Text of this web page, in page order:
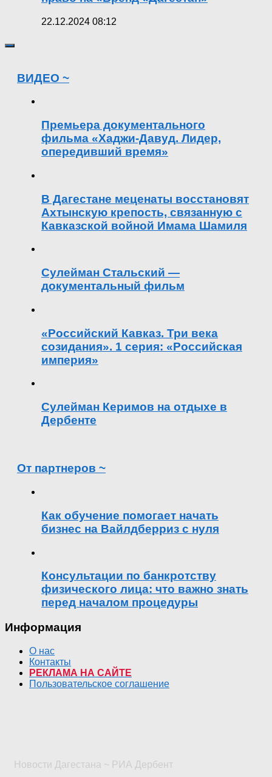
22.12.2024 08:12
ВИДЕО ~
Премьера документального
фильма «Хаджи-Давуд. Лидер,
опередивший время»
В Дагестане меценаты восстановят
Ахтынскую крепость, связанную с
Кавказской войной Имама Шамиля
Сулейман Стальский —
документальный фильм
«Российский Кавказ. Три века
созидания». 1 серия: «Российская
империя»
Сулейман Керимов на отдыхе в
Дербенте
От партнеров ~
Как обучение помогает начать
бизнес на Вайлдберриз с нуля
Консультации по банкротству
физического лица: что важно знать
перед началом процедуры
Информация
О нас
Контакты
РЕКЛАМА НА САЙТЕ
Пользовательское соглашение
Новости Дагестана ~ РИА Дербент